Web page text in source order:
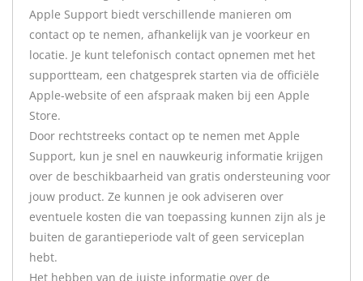
Apple Support biedt verschillende manieren om
contact op te nemen, afhankelijk van je voorkeur en
locatie. Je kunt telefonisch contact opnemen met het
supportteam, een chatgesprek starten via de officiële
Apple-website of een afspraak maken bij een Apple
Store.
Door rechtstreeks contact op te nemen met Apple
Support, kun je snel en nauwkeurig informatie krijgen
over de beschikbaarheid van gratis ondersteuning voor
jouw product. Ze kunnen je ook adviseren over
eventuele kosten die van toepassing kunnen zijn als je
buiten de garantieperiode valt of geen serviceplan
hebt.
Het hebben van de juiste informatie over de